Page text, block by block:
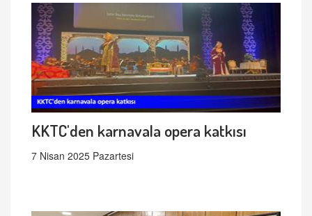
KKTC'den karnavala opera katkısı
7 Nisan 2025 Pazartesi